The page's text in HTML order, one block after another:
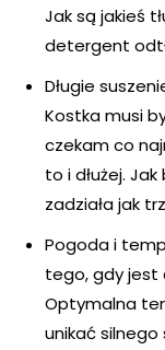
Jak są jakieś
detergent
Długie
Kostka musi
czekam co
to i dłużej.
zadziała jak
Pogoda i
tego, gdy jest
Optymalna
unikać